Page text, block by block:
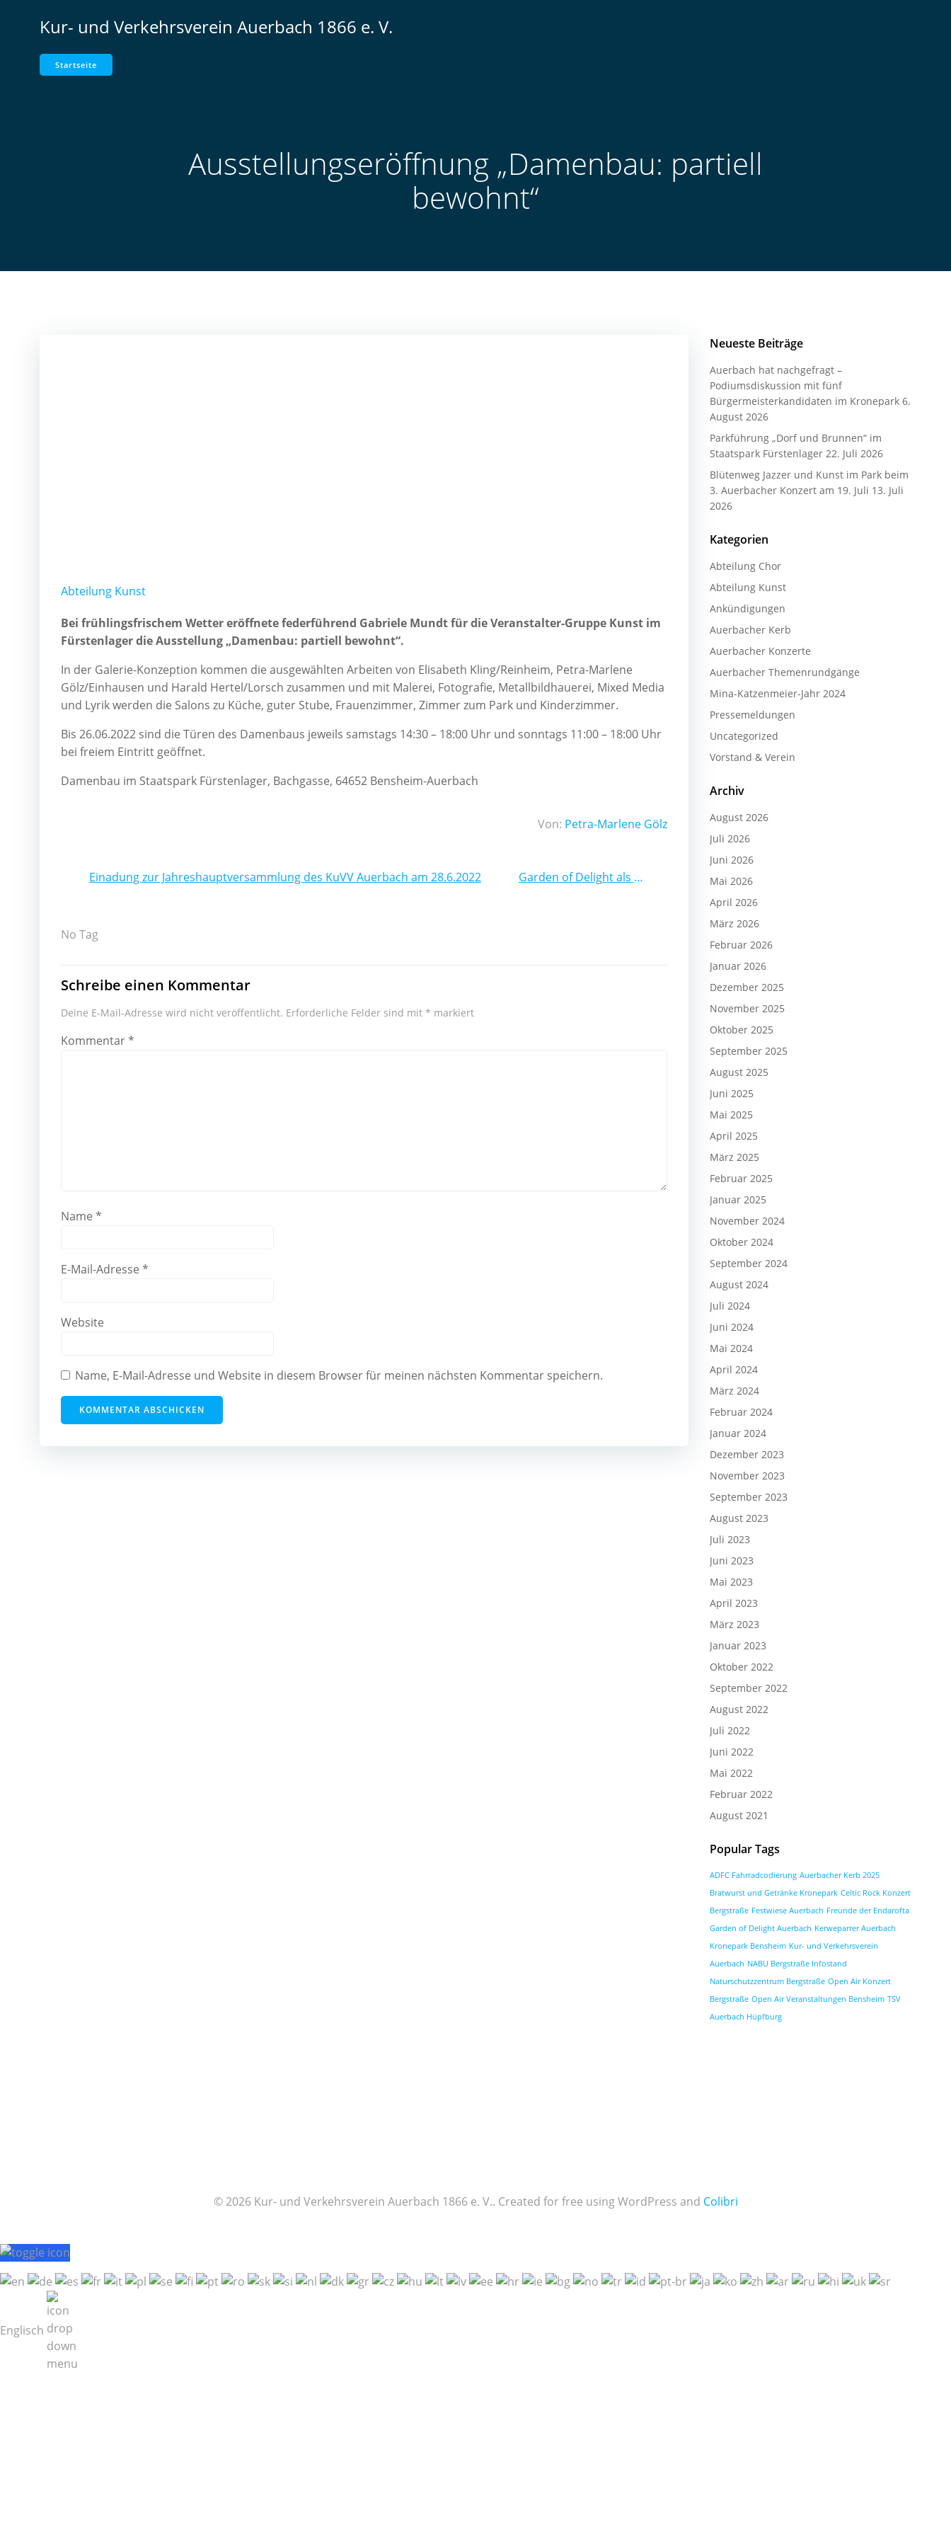
Kur- und Verkehrsverein Auerbach 1866 e. V.
Startseite
Ausstellungseröffnung „Damenbau: partiell
bewohnt“
Abteilung Kunst
Bei frühlingsfrischem Wetter eröffnete federführend Gabriele Mundt für die Veranstalter-Gruppe Kunst im
Fürstenlager die Ausstellung „Damenbau: partiell bewohnt“.
In der Galerie-Konzeption kommen die ausgewählten Arbeiten von Elisabeth Kling/Reinheim, Petra-Marlene
Gölz/Einhausen und Harald Hertel/Lorsch zusammen und mit Malerei, Fotografie, Metallbildhauerei, Mixed Media
und Lyrik werden die Salons zu Küche, guter Stube, Frauenzimmer, Zimmer zum Park und Kinderzimmer.
Bis 26.06.2022 sind die Türen des Damenbaus jeweils samstags 14:30 – 18:00 Uhr und sonntags 11:00 – 18:00 Uhr
bei freiem Eintritt geöffnet.
Damenbau im Staatspark Fürstenlager, Bachgasse, 64652 Bensheim-Auerbach
Von: Petra-Marlene Gölz
Beitragsnavigation
Einadung zur Jahreshauptversammlung des KuVV Auerbach am 28.6.2022Beitragsnavigation Garden of Delight als Zuhörermagnet
No Tag
Schreibe einen Kommentar
Deine E-Mail-Adresse wird nicht veröffentlicht. Erforderliche Felder sind mit * markiert
Kommentar*
Name *
E-Mail-Adresse *
Website
Name, E-Mail-Adresse und Website in diesem Browser für meinen nächsten Kommentar speichern.
Neueste Beiträge
Auerbach hat nachgefragt –
Podiumsdiskussion mit fünf
Bürgermeisterkandidaten im Kronepark 6.
August 2026
Parkführung „Dorf und Brunnen“ im
Staatspark Fürstenlager 22. Juli 2026
Blütenweg Jazzer und Kunst im Park beim
3. Auerbacher Konzert am 19. Juli 13. Juli
2026
Kategorien
Abteilung Chor
Abteilung Kunst
Ankündigungen
Auerbacher Kerb
Auerbacher Konzerte
Auerbacher Themenrundgänge
Mina-Katzenmeier-Jahr 2024
Pressemeldungen
Uncategorized
Vorstand & Verein
Archiv
August 2026
Juli 2026
Juni 2026
Mai 2026
April 2026
März 2026
Februar 2026
Januar 2026
Dezember 2025
November 2025
Oktober 2025
September 2025
August 2025
Juni 2025
Mai 2025
April 2025
März 2025
Februar 2025
Januar 2025
November 2024
Oktober 2024
September 2024
August 2024
Juli 2024
Juni 2024
Mai 2024
April 2024
März 2024
Februar 2024
Januar 2024
Dezember 2023
November 2023
September 2023
August 2023
Juli 2023
Juni 2023
Mai 2023
April 2023
März 2023
Januar 2023
Oktober 2022
September 2022
August 2022
Juli 2022
Juni 2022
Mai 2022
Februar 2022
August 2021
Popular Tags
ADFC Fahrradcodierung Auerbacher Kerb 2025
Bratwurst und Getränke Kronepark Celtic Rock Konzert
Bergstraße Festwiese Auerbach Freunde der Endarofta
Garden of Delight Auerbach Kerweparrer Auerbach
Kronepark Bensheim Kur- und Verkehrsverein
Auerbach NABU Bergstraße Infostand
Naturschutzzentrum Bergstraße Open Air Konzert
Bergstraße Open Air Veranstaltungen Bensheim TSV
Auerbach Hüpfburg
© 2026 Kur- und Verkehrsverein Auerbach 1866 e. V.. Created for free using WordPress and Colibri
Englisch